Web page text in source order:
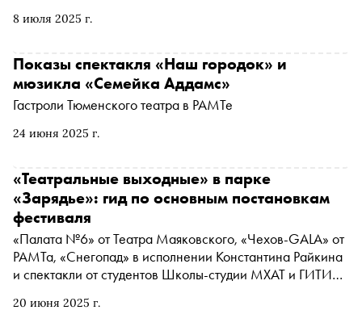
8 июля 2025 г.
28 августа на сцене Российского академического
классика нон-стоп в исполнении четырех танцевальных
коллективов. Всего за два месяца покажут 76
спектаклей в сопровождении оркестра. Рассказываем о
постановках, которые нельзя пропустить
24 июня 2025 г.
Показы спектакля «Наш городок» и
мюзикла «Семейка Аддамс»
Гастроли Тюменского театра в РАМТе
20 июня 2025 г.
«Театральные выходные» в парке
«Зарядье»: гид по основным постановкам
фестиваля
«Палата №6» от Театра Маяковского, «Чехов-GALA» от
РАМТа, «Снегопад» в исполнении Константина Райкина
и спектакли от студентов Школы-студии МХАТ и ГИТИСа
«Театральные выходные» в парке «Зарядье». «Сноб»